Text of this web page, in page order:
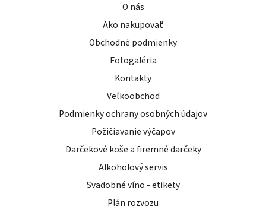
O nás
Ako nakupovať
Obchodné podmienky
Fotogaléria
Kontakty
Veľkoobchod
Podmienky ochrany osobných údajov
Požičiavanie výčapov
Darčekové koše a firemné darčeky
Alkoholový servis
Svadobné víno - etikety
Plán rozvozu